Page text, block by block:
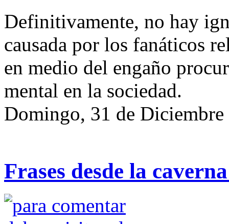
Definitivamente, no hay
causada por los fanáticos
en medio del engaño
mental en la sociedad.
Domingo, 31 de Diciembre
Frases desde la